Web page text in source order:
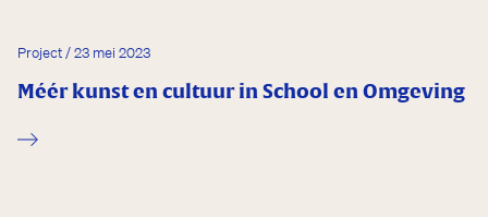
Project / 23 mei 2023
Méér kunst en cultuur in School en Omgeving